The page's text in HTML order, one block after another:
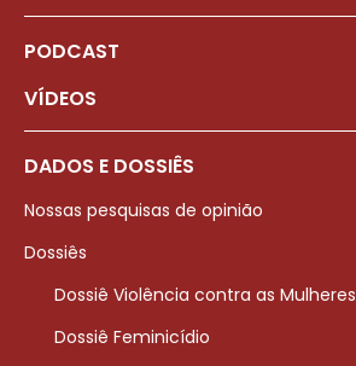
PODCAST
VÍDEOS
DADOS E DOSSIÊS
Nossas pesquisas de opinião
Dossiês
Dossiê Violência contra as Mulheres
Dossiê Feminicídio